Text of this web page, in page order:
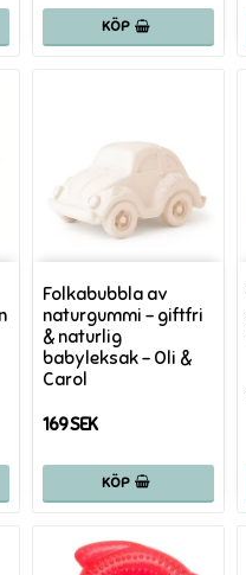
KÖP
Folkabubbla av
naturgummi - giftfri
& naturlig
babyleksak - Oli &
Carol
169 SEK
KÖP